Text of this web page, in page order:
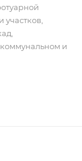
участков,
и